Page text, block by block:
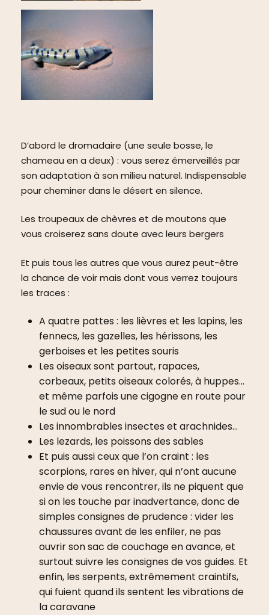
D’abord le dromadaire (une seule bosse, le
chameau en a deux) : vous serez émerveillés par
son adaptation à son milieu naturel. Indispensable
pour cheminer dans le désert en silence.
Les troupeaux de chèvres et de moutons que
vous croiserez sans doute avec leurs bergers
Et puis tous les autres que vous aurez peut-être
la chance de voir mais dont vous verrez toujours
les traces :
A quatre pattes : les lièvres et les lapins, les
fennecs, les gazelles, les hérissons, les
gerboises et les petites souris
Les oiseaux sont partout, rapaces,
corbeaux, petits oiseaux colorés, à huppes…
et même parfois une cigogne en route pour
le sud ou le nord
Les innombrables insectes et arachnides…
Les lezards, les poissons des sables
Et puis aussi ceux que l’on craint : les
scorpions, rares en hiver, qui n’ont aucune
envie de vous rencontrer, ils ne piquent que
si on les touche par inadvertance, donc de
simples consignes de prudence : vider les
chaussures avant de les enfiler, ne pas
ouvrir son sac de couchage en avance, et
surtout suivre les consignes de vos guides. Et
enfin, les serpents, extrêmement craintifs,
qui fuient quand ils sentent les vibrations de
la caravane